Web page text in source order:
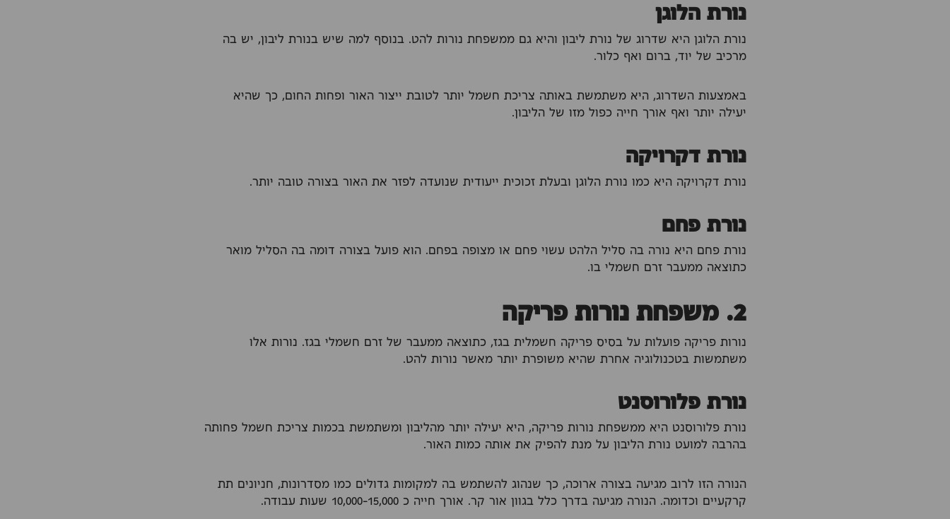
נורת הלוגן
נורת הלוגן היא שדרוג של נורת ליבון והיא גם ממשפחת נורות להט. בנוסף למה שיש בנורת ליבון, יש בה
מרכיב של יוד, ברום ואף כלור.
באמצעות השדרוג, היא משתמשת באותה צריכת חשמל יותר לטובת ייצור האור ופחות החום, כך שהיא
יעילה יותר ואף אורך חייה כפול מזו של הליבון.
נורת דקרויקה
נורת דקרויקה היא כמו נורת הלוגן ובעלת זכוכית ייעודית שנועדה לפזר את האור בצורה טובה יותר.
נורת פחם
נורת פחם היא נורה בה סליל הלהט עשוי פחם או מצופה בפחם. הוא פועל בצורה דומה בה הסליל מואר
כתוצאה ממעבר זרם חשמלי בו.
2. משפחת נורות פריקה
נורות פריקה פועלות על בסיס פריקה חשמלית בגז, כתוצאה ממעבר של זרם חשמלי בגז. נורות אלו
משתמשות בטכנולוגיה אחרת שהיא משופרת יותר מאשר נורות להט.
נורת פלורוסנט
נורת פלורוסנט היא ממשפחת נורות פריקה, היא יעילה יותר מהליבון ומשתמשת בכמות צריכת חשמל פחותה
בהרבה למועט נורת הליבון על מנת להפיק את אותה כמות האור.
הנורה הזו לרוב מגיעה בצורה ארוכה, כך שנהוג להשתמש בה למקומות גדולים כמו מסדרונות, חניונים תת
קרקעיים וכדומה. הנורה מגיעה בדרך כלל בגוון אור קר. אורך חייה כ 10,000-15,000 שעות עבודה.